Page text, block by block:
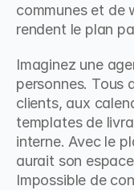
communes et de
rendent le plan
Imaginez une
personnes. Tous
clients, aux
templates de
interne. Avec le
aurait son
Impossible de